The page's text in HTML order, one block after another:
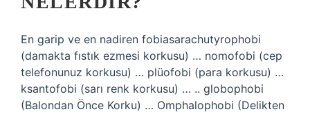
En garip ve en nadiren fobiasarachutyrophobi
(damakta fıstık ezmesi korkusu) … nomofobi (cep
telefonunuz korkusu) … plüofobi (para korkusu) …
ksantofobi (sarı renk korkusu) … .. globophobi
(Balondan Önce Korku) … Omphalophobi (Delikten